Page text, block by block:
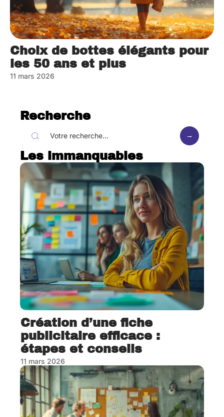
Choix de bottes élégants pour
les 50 ans et plus
11 mars 2026
Recherche
Les immanquables
Création d’une fiche
publicitaire efficace :
étapes et conseils
11 mars 2026